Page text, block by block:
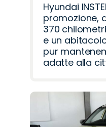
Hyundai
promozione,
370
e un
pur
adatte alla